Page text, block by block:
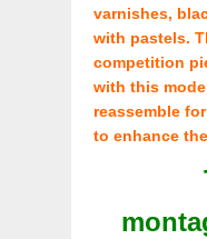
varnishes,
with pastels.
competition
with this
reassemble
to enhance